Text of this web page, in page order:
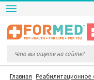
Главная
Реабилитационное